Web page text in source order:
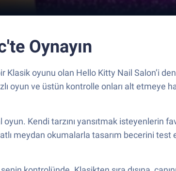
Oynayın
Klasik oyunu olan Hello Kitty Nail Salon’i
oyun ve üstün kontrolle onları alt etmeye
Kendi tarzını yansıtmak isteyenlerin
meydan okumalarla tasarım becerini test